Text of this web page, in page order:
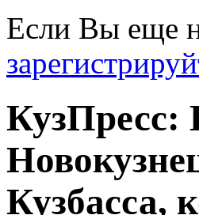
Если Вы еще
КузПресс:
Кузбасса,